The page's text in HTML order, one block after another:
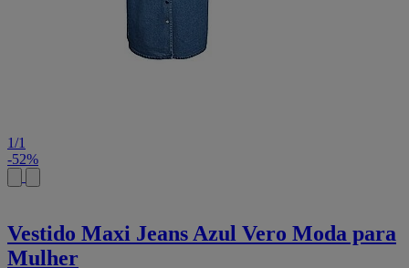
1/1
-52%
Vestido Maxi Jeans Azul Vero Moda para
Mulher